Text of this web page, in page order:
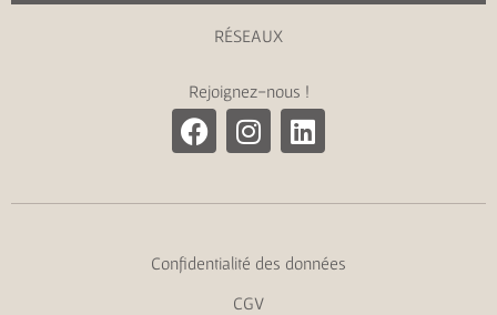
RÉSEAUX
Rejoignez-nous !
Confidentialité des données
CGV